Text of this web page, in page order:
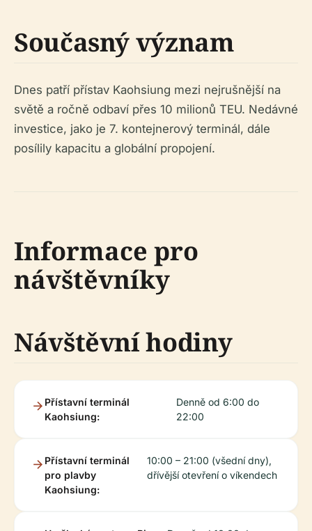
Současný význam
Dnes patří přístav Kaohsiung mezi nejrušnější na
světě a ročně odbaví přes 10 milionů TEU. Nedávné
investice, jako je 7. kontejnerový terminál, dále
posílily kapacitu a globální propojení.
Informace pro
návštěvníky
Návštěvní hodiny
Přístavní terminál
Kaohsiung:
Denně od 6:00 do
22:00
Přístavní terminál
pro plavby
Kaohsiung:
10:00 – 21:00 (všední dny),
dřívější otevření o víkendech